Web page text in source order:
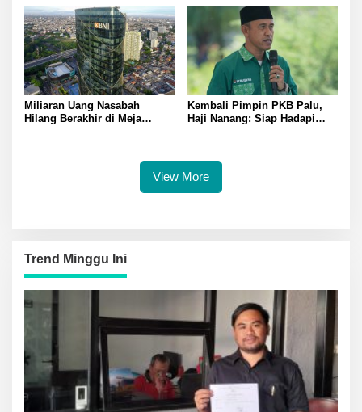
Miliaran Uang Nasabah
Hilang Berakhir di Meja
Kembali Pimpin PKB Palu,
Haji Nanang: Siap Hadapi
View More
Trend Minggu Ini